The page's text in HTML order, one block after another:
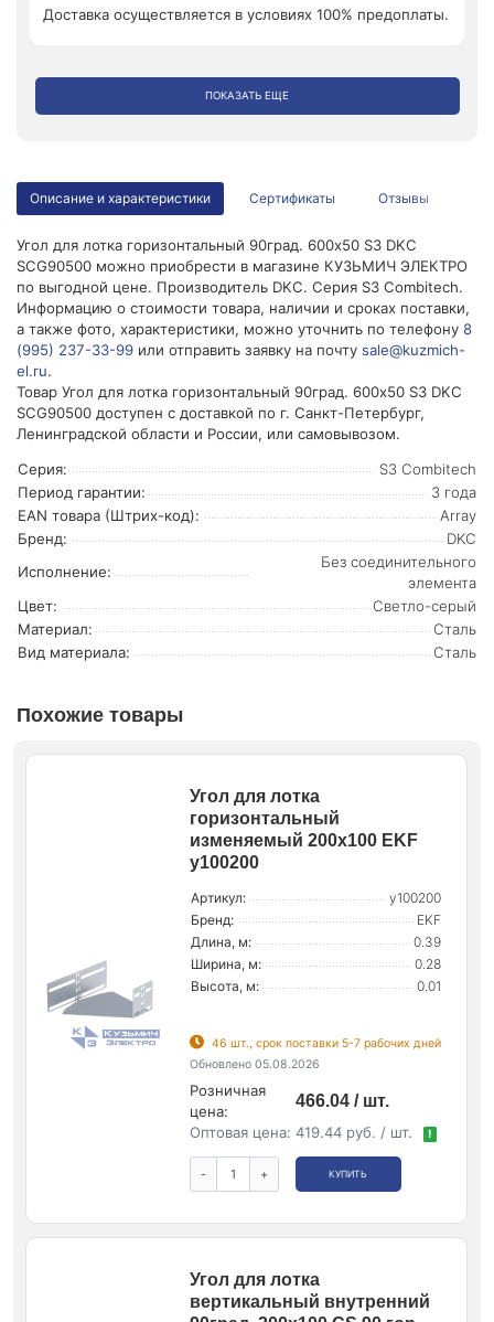
Доставка осуществляется в условиях 100% предоплаты.
ПОКАЗАТЬ ЕЩЕ
Описание и характеристики Сертификаты Отзывы
Угол для лотка горизонтальный 90град. 600х50 S3 DKC
SCG90500 можно приобрести в магазине КУЗЬМИЧ ЭЛЕКТРО
по выгодной цене. Производитель DKC. Серия S3 Combitech.
Информацию о стоимости товара, наличии и сроках поставки,
а также фото, характеристики, можно уточнить по телефону 8
(995) 237-33-99 или отправить заявку на почту sale@kuzmich-
el.ru.
Товар Угол для лотка горизонтальный 90град. 600х50 S3 DKC
SCG90500 доступен с доставкой по г. Санкт-Петербург,
Ленинградской области и России, или самовывозом.
Серия:
S3 Combitech
Период гарантии:
3 года
EAN товара (Штрих-код):
Array
Бренд:
DKC
Исполнение:
Без соединительного
элемента
Цвет:
Светло-серый
Материал:
Сталь
Вид материала:
Сталь
Похожие товары
Угол для лотка
горизонтальный
изменяемый 200х100 EKF
y100200
Артикул:
y100200
Бренд:
EKF
Длина, м:
0.39
Ширина, м:
0.28
Высота, м:
0.01
46 шт., срок поставки 5-7 рабочих дней
Обновлено 05.08.2026
Розничная
цена:
466.04 / шт.
Оптовая цена: 419.44 руб. / шт. !
- + КУПИТЬ
Угол для лотка
вертикальный внутренний